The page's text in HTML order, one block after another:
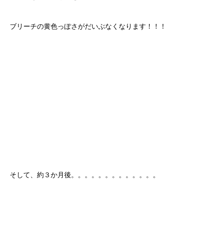
ブリーチの黄色っぽさがだいぶなくなります！！！
そして、約３か月後。。。。。。。。。。。。。